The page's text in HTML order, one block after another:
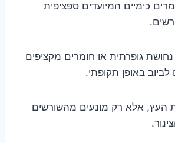
כימיים המיועדים ספציפית
גופרתית או חומרים מקציפים
לביוב באופן תקופתי.
העץ, אלא רק מונעים מהשורשים